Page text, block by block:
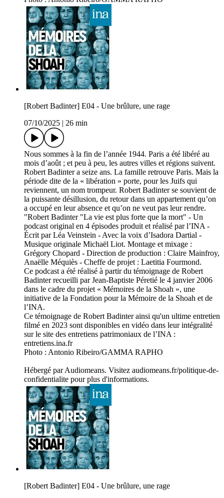
[Robert Badinter] E04 - Une brûlure, une rage
07/10/2025
26 min
Nous sommes à la fin de l’année 1944. Paris a été libéré au
mois d’août ; et peu à peu, les autres villes et régions suivent.
Robert Badinter a seize ans. La famille retrouve Paris. Mais la
période dite de la « libération » porte, pour les Juifs qui
reviennent, un nom trompeur. Robert Badinter se souvient de
la puissante désillusion, du retour dans un appartement qu’on
a occupé en leur absence et qu’on ne veut pas leur rendre.
"Robert Badinter "La vie est plus forte que la mort" - Un
podcast original en 4 épisodes produit et réalisé par l’INA -
Écrit par Léa Veinstein - Avec la voix d’Isadora Dartial -
Musique originale Michaël Liot. Montage et mixage :
Grégory Chopard - Direction de production : Claire Mainfroy,
Anaëlle Méquiès - Cheffe de projet : Laetitia Fourmond.
Ce podcast a été réalisé à partir du témoignage de Robert
Badinter recueilli par Jean-Baptiste Péretié le 4 janvier 2006
dans le cadre du projet « Mémoires de la Shoah », une
initiative de la Fondation pour la Mémoire de la Shoah et de
l’INA.
Ce témoignage de Robert Badinter ainsi qu'un ultime entretien
filmé en 2023 sont disponibles en vidéo dans leur intégralité
sur le site des entretiens patrimoniaux de l’INA :
entretiens.ina.fr
Photo : Antonio Ribeiro/GAMMA RAPHO
Hébergé par Audiomeans. Visitez audiomeans.fr/politique-de-
confidentialite pour plus d'informations.
[Robert Badinter] E04 - Une brûlure, une rage